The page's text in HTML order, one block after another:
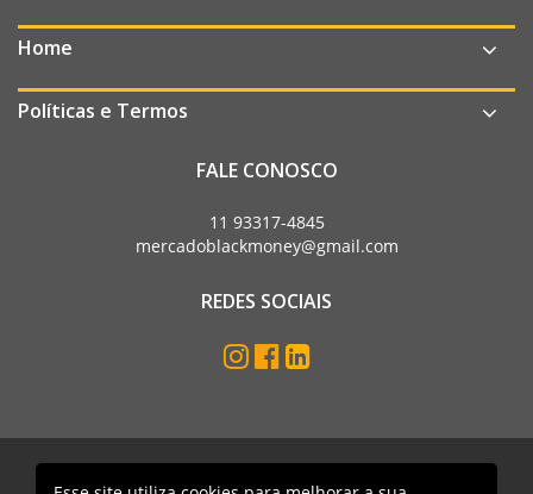
Home
Políticas e Termos
FALE CONOSCO
11 93317-4845
mercadoblackmoney@gmail.com
REDES SOCIAIS